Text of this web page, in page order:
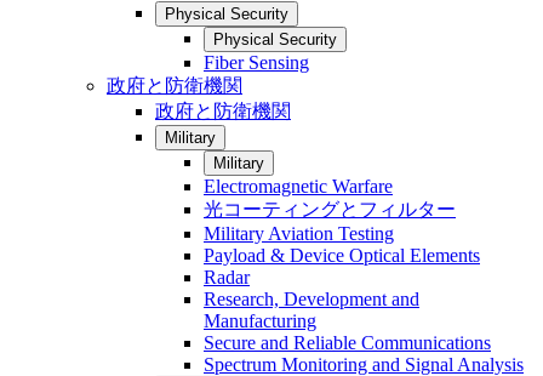
Physical Security
Physical Security
Fiber Sensing
政府と防衛機関
政府と防衛機関
Military
Military
Electromagnetic Warfare
光コーティングとフィルター
Military Aviation Testing
Payload & Device Optical Elements
Radar
Research, Development and
Manufacturing
Secure and Reliable Communications
Spectrum Monitoring and Signal Analysis